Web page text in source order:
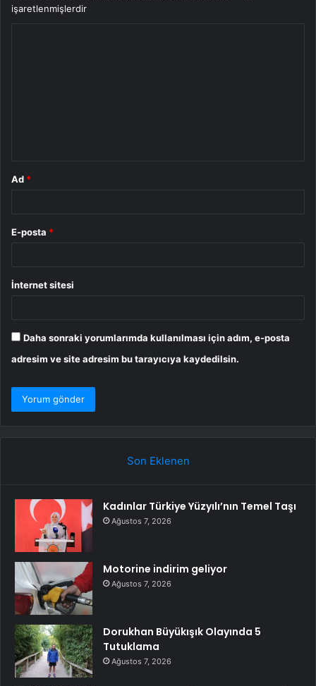
işaretlenmişlerdir
Ad *
E-posta *
İnternet sitesi
Daha sonraki yorumlarımda kullanılması için adım, e-posta
adresim ve site adresim bu tarayıcıya kaydedilsin.
Son Eklenen
Kadınlar Türkiye Yüzyılı’nın Temel Taşı
Ağustos 7, 2026
Motorine indirim geliyor
Ağustos 7, 2026
Dorukhan Büyükışık Olayında 5
Tutuklama
Ağustos 7, 2026